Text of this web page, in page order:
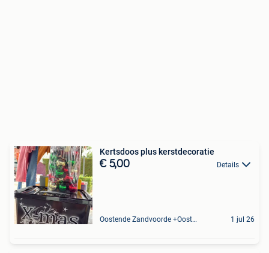
Kertsdoos plus kerstdecoratie
€ 5,00 Details
Oostende Zandvoorde +Oostende 1 jul 26